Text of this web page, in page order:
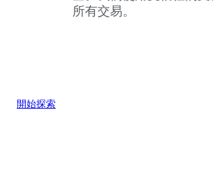
所有交易。
開始探索